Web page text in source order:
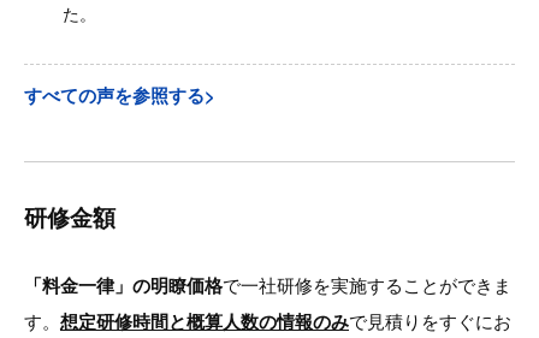
た。
すべての声を参照する>
研修金額
「料金一律」の明瞭価格で一社研修を実施することができま
す。 想定研修時間と概算人数の情報のみで見積りをすぐにお